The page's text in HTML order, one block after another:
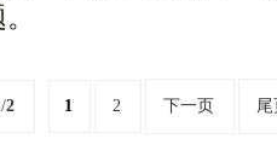
/2 1 2 下一页